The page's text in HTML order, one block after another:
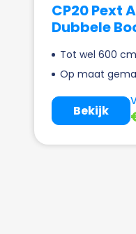
CP20 Pext
Dubbele
Tot wel 600
Op maat
Bekijk